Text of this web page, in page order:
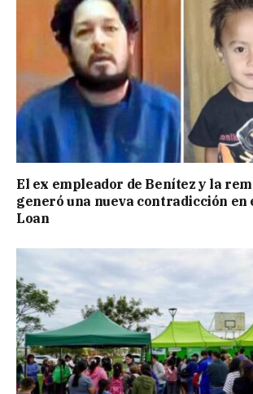
El ex empleador de Benítez y la
generó una nueva contradicción
Loan